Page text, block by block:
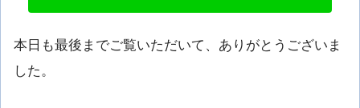
本日も最後までご覧いただいて、ありがとうございま
した。